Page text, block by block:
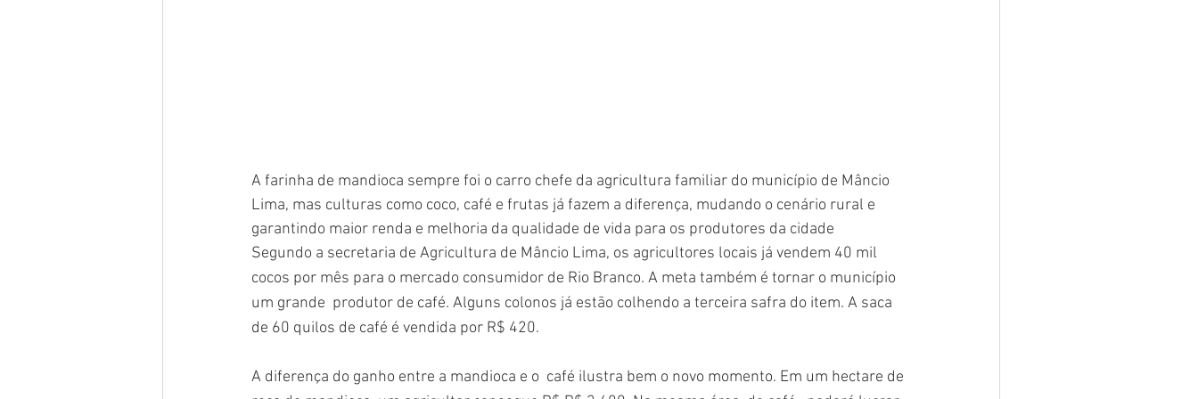
A farinha de mandioca sempre foi o carro chefe da agricultura familiar do município de Mâncio
Lima, mas culturas como coco, café e frutas já fazem a diferença, mudando o cenário rural e
garantindo maior renda e melhoria da qualidade de vida para os produtores da cidade
Segundo a secretaria de Agricultura de Mâncio Lima, os agricultores locais já vendem 40 mil
cocos por mês para o mercado consumidor de Rio Branco. A meta também é tornar o município
um grande  produtor de café. Alguns colonos já estão colhendo a terceira safra do item. A saca
de 60 quilos de café é vendida por R$ 420.
A diferença do ganho entre a mandioca e o  café ilustra bem o novo momento. Em um hectare de